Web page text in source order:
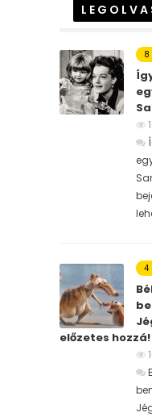
8
4
előzetes hozzá!